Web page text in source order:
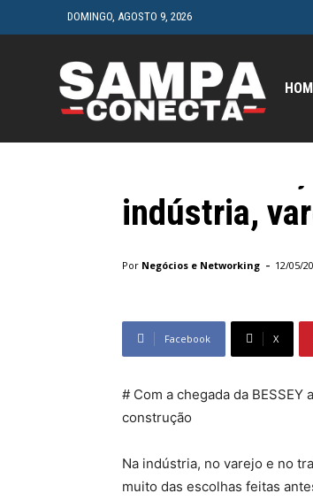
DOMINGO, AGOSTO 9, 2026
Com a chegada da
Geral
Com a
indústria,
Por Negócios e Networking - 12/05/
Facebook X
# Com a chegada da
construção
Na indústria, no varejo e no
muito das escolhas feitas